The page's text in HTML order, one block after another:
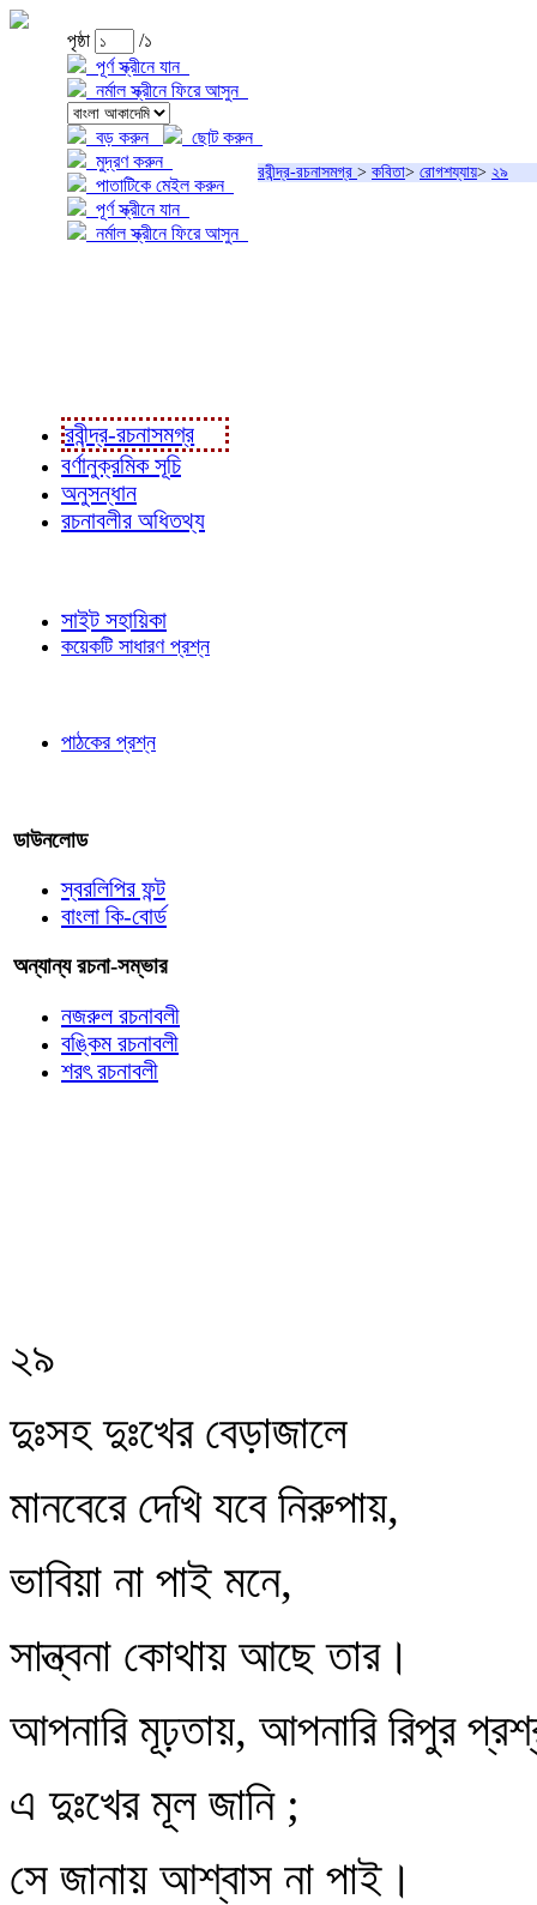
পৃষ্ঠা
/১
পূর্ণ স্ক্রীনে যান
নর্মাল স্ক্রীনে ফিরে আসুন
বড় করুন
ছোট করুন
মুদ্রণ করুন
পাতাটিকে মেইল করুন
পূর্ণ স্ক্রীনে যান
নর্মাল স্ক্রীনে ফিরে আসুন
রবীন্দ্র-রচনাসমগ্র > কবিতা> রোগশয্যায়> ২৯
রবীন্দ্র-রচনাসমগ্র
বর্ণানুক্রমিক সূচি
অনুসন্ধান
রচনাবলীর অধিতথ্য
সাইট সহায়িকা
কয়েকটি সাধারণ প্রশ্ন
পাঠকের প্রশ্ন
ডাউনলোড
স্বরলিপির ফন্ট
বাংলা কি-বোর্ড
অন্যান্য রচনা-সম্ভার
নজরুল রচনাবলী
বঙ্কিম রচনাবলী
শরৎ রচনাবলী
২৯
দুঃসহ দুঃখের বেড়াজালে
মানবেরে দেখি যবে নিরুপায়,
ভাবিয়া না পাই মনে,
সান্ত্বনা কোথায় আছে তার।
আপনারি মূঢ়তায়, আপনারি রিপুর
এ দুঃখের মূল জানি ;
সে জানায় আশ্বাস না পাই।